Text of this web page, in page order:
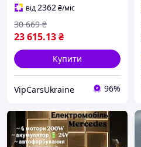
повний привід, швидкість
10 км/год, двомісний, до
50 кг
від2362₴/міс
23 615.13₴
30 669 ₴
Купити
VipCarsUkraine 96%